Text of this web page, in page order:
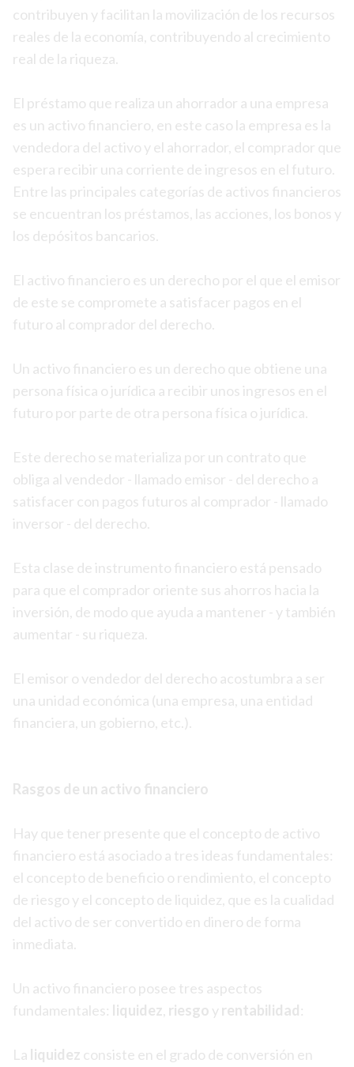
contribuyen y facilitan la movilización de los recursos
reales de la economía, contribuyendo al crecimiento
real de la riqueza.​
El préstamo que realiza un ahorrador a una empresa
es un activo financiero, en este caso la empresa es la
vendedora del activo y el ahorrador, el comprador que
espera recibir una corriente de ingresos en el futuro.
Entre las principales categorías de activos financieros
se encuentran los préstamos, las acciones, los bonos y
los depósitos bancarios.
El activo financiero es un derecho por el que el emisor
de este se compromete a satisfacer pagos en el
futuro al comprador del derecho.
Un activo financiero es un derecho que obtiene una
persona física o jurídica a recibir unos ingresos en el
futuro por parte de otra persona física o jurídica.
Este derecho se materializa por un contrato que
obliga al vendedor - llamado emisor - del derecho a
satisfacer con pagos futuros al comprador - llamado
inversor - del derecho.
Esta clase de instrumento financiero está pensado
para que el comprador oriente sus ahorros hacia la
inversión, de modo que ayuda a mantener - y también
aumentar - su riqueza.
El emisor o vendedor del derecho acostumbra a ser
una unidad económica (una empresa, una entidad
financiera, un gobierno, etc.).
Rasgos de un activo financiero
Hay que tener presente que el concepto de activo
financiero está asociado a tres ideas fundamentales:
el concepto de beneficio o rendimiento, el concepto
de riesgo y el concepto de liquidez, que es la cualidad
del activo de ser convertido en dinero de forma
inmediata.
Un activo financiero posee tres aspectos
fundamentales: liquidez, riesgo y rentabilidad:
La liquidez consiste en el grado de conversión en